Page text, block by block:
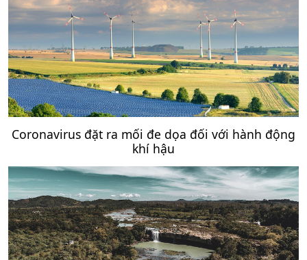
Coronavirus đặt ra mối đe dọa đối với hành động
khí hậu